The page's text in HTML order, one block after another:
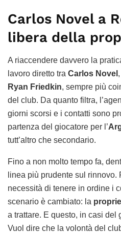
Carlos Novel a
libera della
A riaccendere davvero la
lavoro diretto tra Carlos Novel
Ryan Friedkin, sempre più
del club. Da quanto filtra,
giorni scorsi e i contatti sono
partenza del giocatore per l’
tutt’altro che secondario.
Fino a non molto tempo fa,
linea più prudente sul rinnovo.
necessità di tenere in ordine i
scenario è cambiato: la
a trattare. E questo, in casi del
Vuol dire che la volontà del